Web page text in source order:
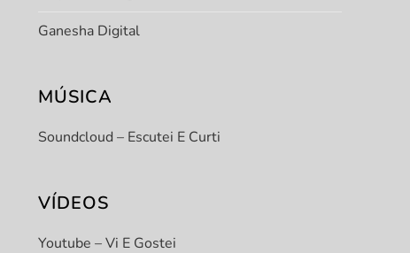
Ganesha Digital
MÚSICA
Soundcloud – Escutei E Curti
VÍDEOS
Youtube – Vi E Gostei